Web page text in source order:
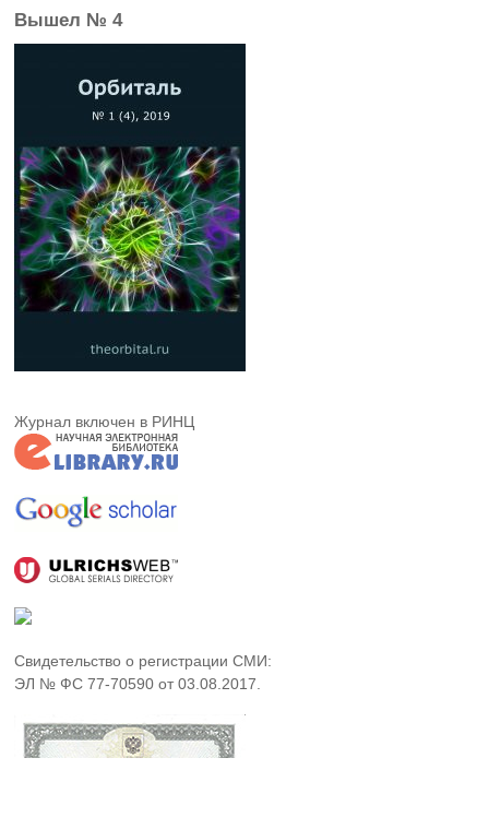
Вышел № 4
Журнал включен в РИНЦ
Свидетельство о регистрации СМИ:
ЭЛ № ФС 77-70590 от 03.08.2017.